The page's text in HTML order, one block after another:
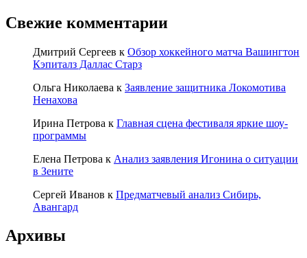
Свежие комментарии
Дмитрий Сергеев к Обзор хоккейного матча Вашингтон
Кэпиталз Даллас Старз
Ольга Николаева к Заявление защитника Локомотива
Ненахова
Ирина Петрова к Главная сцена фестиваля яркие шоу-
программы
Елена Петрова к Анализ заявления Игонина о ситуации
в Зените
Сергей Иванов к Предматчевый анализ Сибирь,
Авангард
Архивы